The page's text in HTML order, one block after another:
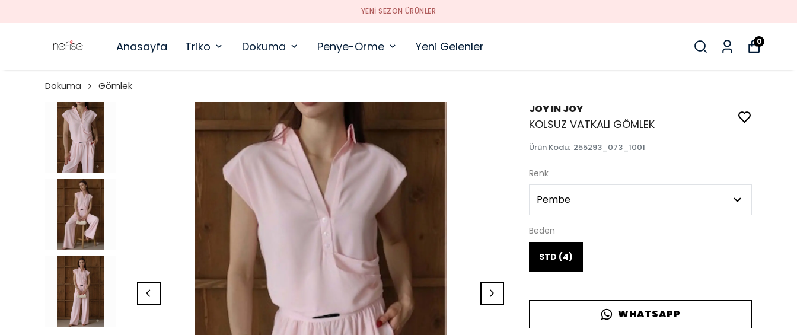
YENI SEZON ÜRÜNLER
Anasayfa Triko Dokuma Penye-Örme Yeni Gelenler 0
Dokuma Gömlek
JOY IN JOY
KOLSUZ VATKALI GÖMLEK
Ürün Kodu: 255293_073_1001
Renk
Beden
STD (4)
WHATSAPP